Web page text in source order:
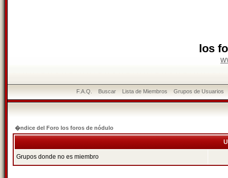
los
F.A.Q. Buscar Lista de Miembros Grupos de Usuarios
�ndice del Foro los foros de nódulo
Grupos donde no es miembro